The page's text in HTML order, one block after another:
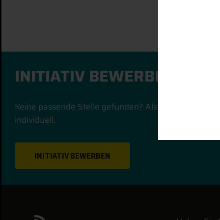
INITIATIV BEWERBEN
Keine passende Stelle gefunden? Als stetig
individuell.
INITIATIV BEWERBEN